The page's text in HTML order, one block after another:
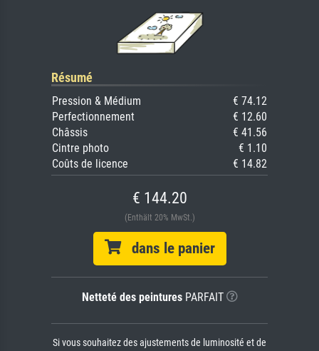
Résumé
Pression & Médium
€ 74.12
Perfectionnement
€ 12.60
Châssis
€ 41.56
Cintre photo
€ 1.10
Coûts de licence
€ 14.82
€ 144.20
(Enthält 20% MwSt.)
dans le panier
Netteté des peinturesPARFAIT
Si vous souhaitez des ajustements de luminosité et de